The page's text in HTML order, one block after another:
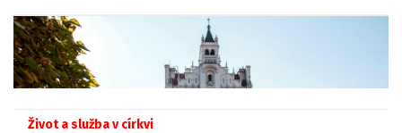
Život a služba v církvi